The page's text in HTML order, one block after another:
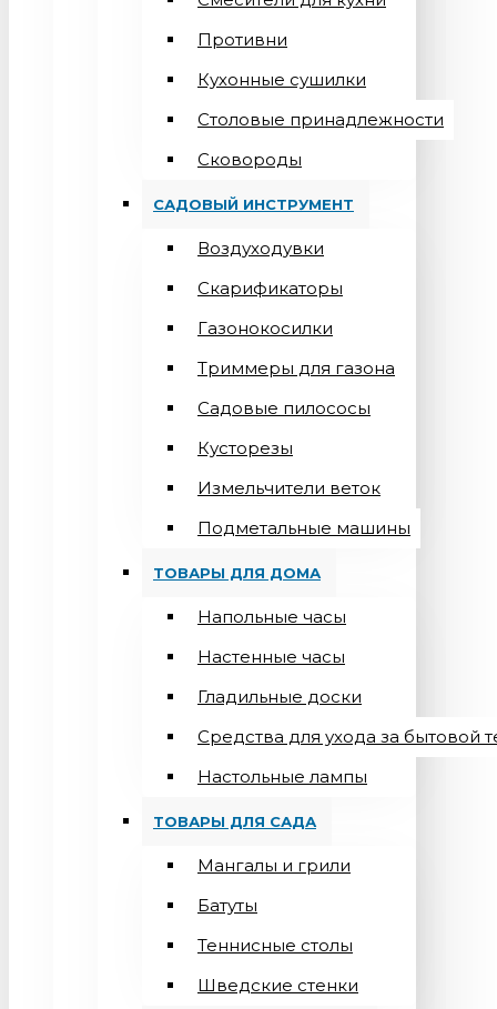
Противни
Кухонные сушилки
Столовые принадлежности
Сковороды
САДОВЫЙ ИНСТРУМЕНТ
Воздуходувки
Скарификаторы
Газонокосилки
Триммеры для газона
Садовые пилососы
Кусторезы
Измельчители веток
Подметальные машины
ТОВАРЫ ДЛЯ ДОМА
Напольные часы
Настенные часы
Гладильные доски
Средства для ухода за бытовой
Настольные лампы
ТОВАРЫ ДЛЯ САДА
Мангалы и грили
Батуты
Теннисные столы
Шведские стенки